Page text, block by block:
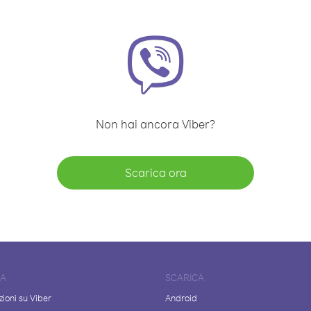
Non hai ancora Viber?
Scarica ora
su Viber
SCARICA
Android